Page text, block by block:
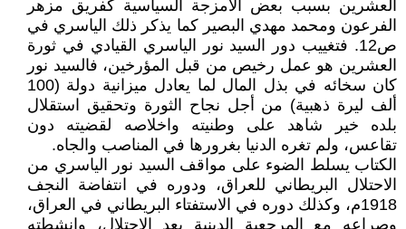
العشرين بسبب بعض الأمزجة السياسية كفريق مزهر
الفرعون ومحمد مهدي البصير كما يذكر ذلك الياسري في
ص12. فتغييب دور السيد نور الياسري القيادي في ثورة
العشرين هو عمل رخيص من قبل المؤرخين، فالسيد نور
كان سخائه في بذل المال لما يعادل ميزانية دولة (100
ألف ليرة ذهبية) من أجل نجاح الثورة وتحقيق استقلال
بلده خير شاهد على وطنيته واخلاصه لقضيته دون
تقاعس، ولم تغره الدنيا بغرورها في المناصب والجاه.
الكتاب يسلط الضوء على مواقف السيد نور الياسري من
الاحتلال البريطاني للعراق، ودوره في انتفاضة النجف
1918م، وكذلك دوره في الاستفتاء البريطاني في العراق،
وصراعه مع المرجعية الدينية بعد الاحتلال، وانشطته